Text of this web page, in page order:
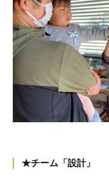
★チーム「設計」